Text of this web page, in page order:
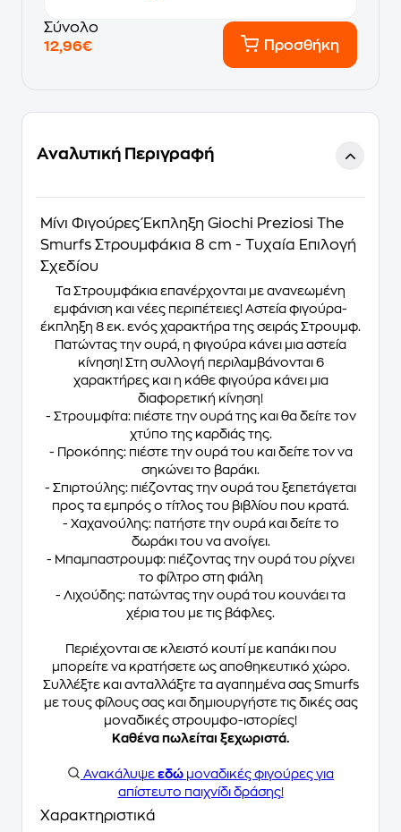
Σύνολο
12,96€
Προσθήκη
Αναλυτική Περιγραφή
Μίνι Φιγούρες Έκπληξη Giochi Preziosi The
Smurfs Στρουμφάκια 8 cm - Τυχαία Επιλογή
Σχεδίου
Τα Στρουμφάκια επανέρχονται με ανανεωμένη
εμφάνιση και νέες περιπέτειες! Αστεία φιγούρα-
έκπληξη 8 εκ. ενός χαρακτήρα της σειράς Στρουμφ.
Πατώντας την ουρά, η φιγούρα κάνει μια αστεία
κίνηση! Στη συλλογή περιλαμβάνονται 6
χαρακτήρες και η κάθε φιγούρα κάνει μια
διαφορετική κίνηση!
- Στρουμφίτα: πιέστε την ουρά της και θα δείτε τον
χτύπο της καρδιάς της.
- Προκόπης: πιέστε την ουρά του και δείτε τον να
σηκώνει το βαράκι.
- Σπιρτούλης: πιέζοντας την ουρά του ξεπετάγεται
προς τα εμπρός ο τίτλος του βιβλίου που κρατά.
- Χαχανούλης: πατήστε την ουρά και δείτε το
δωράκι του να ανοίγει.
- Μπαμπαστρουμφ: πιέζοντας την ουρά του ρίχνει
το φίλτρο στη φιάλη
- Λιχούδης: πατώντας την ουρά του κουνάει τα
χέρια του με τις βάφλες.
Περιέχονται σε κλειστό κουτί με καπάκι που
μπορείτε να κρατήσετε ως αποθηκευτικό χώρο.
Συλλέξτε και ανταλλάξτε τα αγαπημένα σας Smurfs
με τους φίλους σας και δημιουργήστε τις δικές σας
μοναδικές στρουμφο-ιστορίες!
Καθένα πωλείται ξεχωριστά.
Ανακάλυψε εδώ μοναδικές φιγούρες για
απίστευτο παιχνίδι δράσης!
Χαρακτηριστικά